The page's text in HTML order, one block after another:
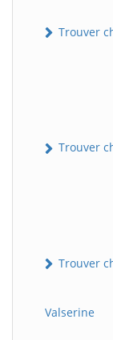
Trouver
Trouver
Trouver
Valserine